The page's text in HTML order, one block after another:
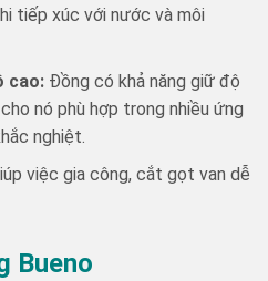
tiếp xúc với nước và môi
cao: Đồng có khả năng giữ độ
nó phù hợp trong nhiều ứng
nghiệt.
việc gia công, cắt gọt van dễ
Bueno